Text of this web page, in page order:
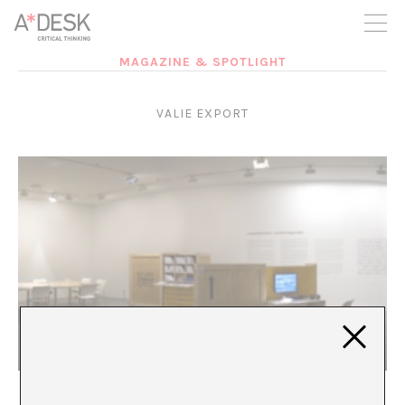
crees también en A*DESK seguimos necesitándote para poder
seguir adelante. Ahora puedes participar del proyecto y
apoyarlo.
MAGAZINE & SPOTLIGHT
VALIE EXPORT